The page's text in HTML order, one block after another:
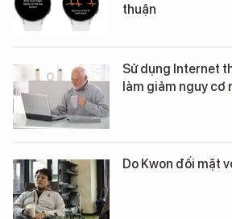
thuận
Sử dụng Internet
làm giảm nguy cơ
Do Kwon đối mặt